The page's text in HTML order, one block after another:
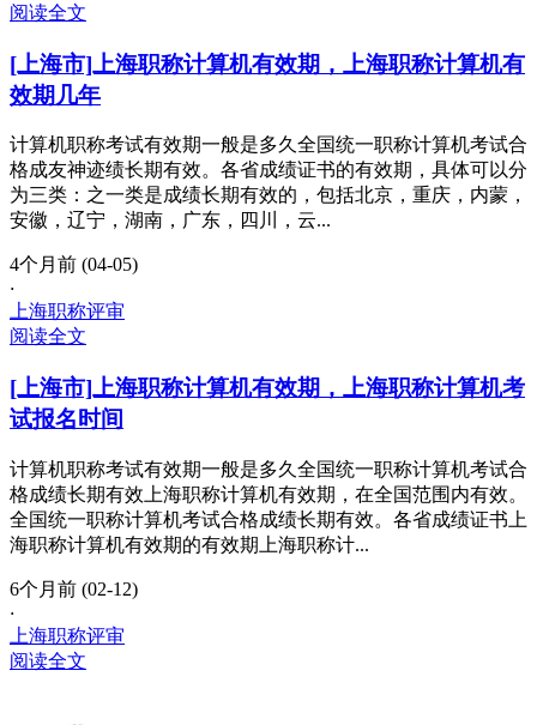
阅读全文
[上海市]上海职称计算机有效期，上海职称计算机有
效期几年
计算机职称考试有效期一般是多久全国统一职称计算机考试合
格成友神迹绩长期有效。各省成绩证书的有效期，具体可以分
为三类：之一类是成绩长期有效的，包括北京，重庆，内蒙，
安徽，辽宁，湖南，广东，四川，云...
4个月前 (04-05)
·
上海职称评审
阅读全文
[上海市]上海职称计算机有效期，上海职称计算机考
试报名时间
计算机职称考试有效期一般是多久全国统一职称计算机考试合
格成绩长期有效上海职称计算机有效期，在全国范围内有效。
全国统一职称计算机考试合格成绩长期有效。各省成绩证书上
海职称计算机有效期的有效期上海职称计...
6个月前 (02-12)
·
上海职称评审
阅读全文